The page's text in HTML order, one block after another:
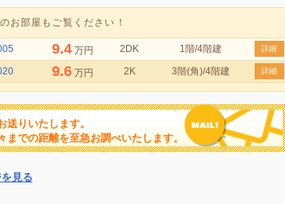
お部屋もご覧ください！
9.4 万円 2DK 1階/4階建 詳細
9.6 万円 2K 3階(角)/4階建 詳細
りいたします。
での距離を至急お調べいたします。
見る